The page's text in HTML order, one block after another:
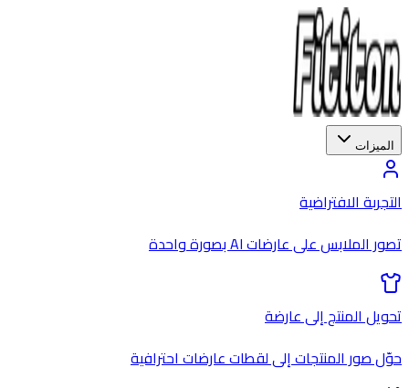
الميزات
التجربة الافتراضية
تصور الملابس على عارضات AI بصورة واحدة
تحويل المنتج إلى عارضة
حوّل صور المنتجات إلى لقطات عارضات احترافية